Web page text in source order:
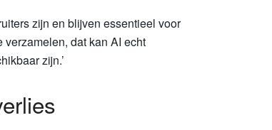
zijn en blijven essentieel voor
dat kan AI echt
zijn.’